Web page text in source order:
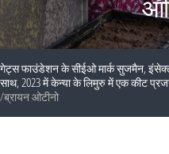
गेट्स फाउंडेशन के सीईओ मार्क सुजमैन,
साथ, 2023 में केन्या के लिमुरु में एक कीट
/​ब्रायन​ ​ओटीनो​